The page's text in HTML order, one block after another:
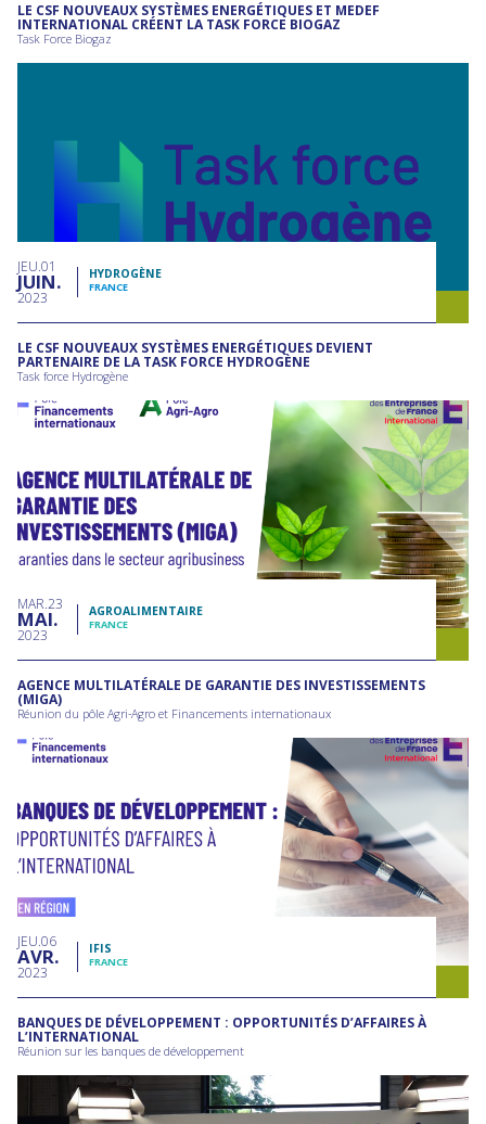
LE CSF NOUVEAUX SYSTÈMES ENERGÉTIQUES ET MEDEF
INTERNATIONAL CRÉENT LA TASK FORCE BIOGAZ
Task Force Biogaz
JEU 01
JUIN
2023
HYDROGÈNE
FRANCE
LE CSF NOUVEAUX SYSTÈMES ENERGÉTIQUES DEVIENT
PARTENAIRE DE LA TASK FORCE HYDROGÈNE
Task force Hydrogène
MAR 23
MAI
2023
AGROALIMENTAIRE
FRANCE
AGENCE MULTILATÉRALE DE GARANTIE DES INVESTISSEMENTS
(MIGA)
Réunion du pôle Agri-Agro et Financements internationaux
JEU 06
AVR
2023
IFIS
FRANCE
BANQUES DE DÉVELOPPEMENT : OPPORTUNITÉS D’AFFAIRES À
L’INTERNATIONAL
Réunion sur les banques de développement